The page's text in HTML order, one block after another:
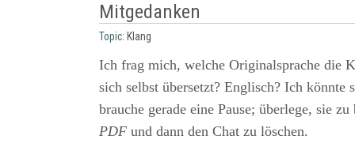
Mitgedanken
Topic: Klang
Ich frag mich, welche Originalsprache die
sich selbst übersetzt? Englisch? Ich könnte
brauche gerade eine Pause; überlege, sie
PDF und dann den Chat zu löschen.